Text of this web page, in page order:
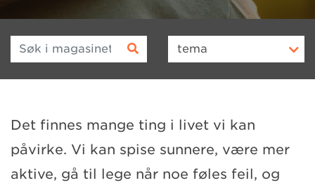
Søk i magasinet tema
Det finnes mange ting i livet vi kan
påvirke. Vi kan spise sunnere, være mer
aktive, gå til lege når noe føles feil, og